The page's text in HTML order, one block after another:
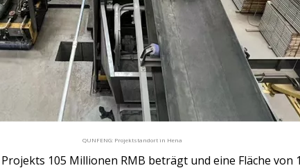
QUNFENG: Projektstandort in Hena
105 Millionen RMB beträgt und eine Fläche von